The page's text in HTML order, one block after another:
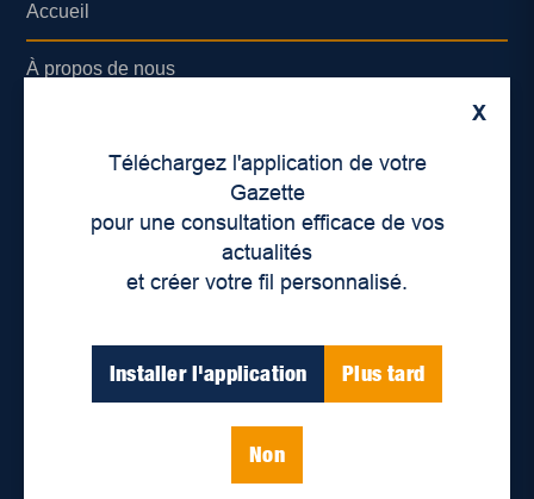
X
Téléchargez l'application de votre
Gazette
pour une consultation efficace de vos
actualités
et créer votre fil personnalisé.
Installer l'application Plus tard
Non
Accueil
À propos de nous
Lieux de distribution